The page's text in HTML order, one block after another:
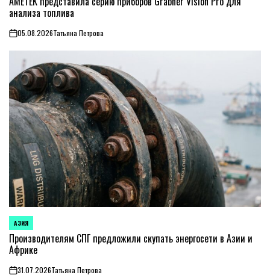
анализа топлива
on05.08.2026Татьяна Петрова
ОПУБЛИКОВАНО
В
АЗИЯ
Производителям СПГ предложили скупать энергосети в Азии и
Африке
31.07.2026Татьяна Петрова